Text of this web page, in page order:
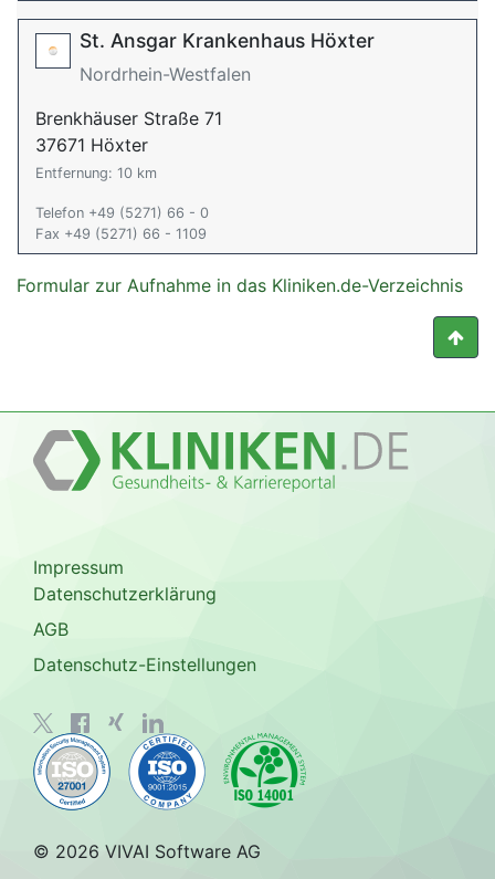
St. Ansgar Krankenhaus Höxter
Nordrhein-Westfalen
Brenkhäuser Straße 71
37671 Höxter
Entfernung: 10 km
Telefon +49 (5271) 66 - 0
Fax +49 (5271) 66 - 1109
Formular zur Aufnahme in das Kliniken.de-Verzeichnis
Impressum
Datenschutzerklärung
AGB
Datenschutz-Einstellungen
© 2026 VIVAI Software AG